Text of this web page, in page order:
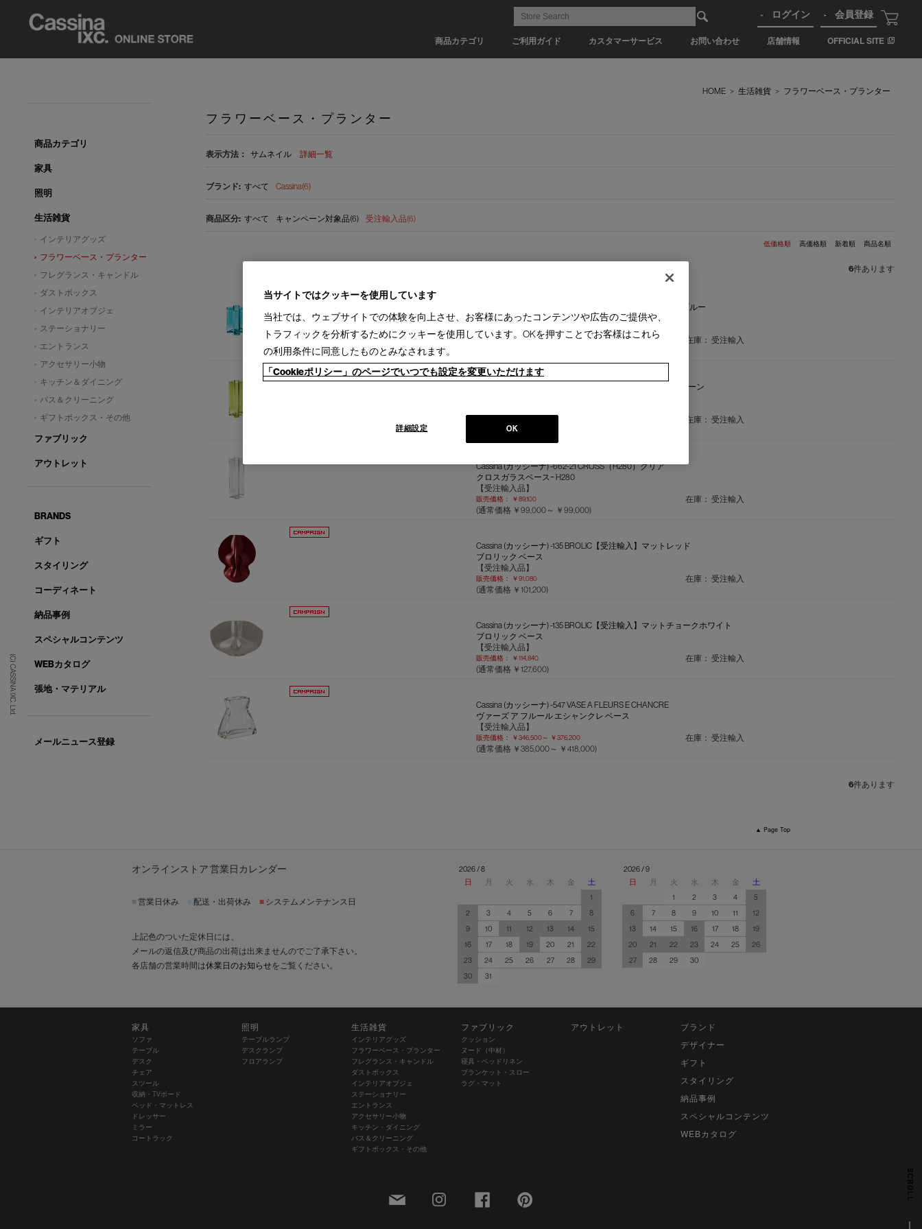
商品カテゴリ ご利用ガイド カスタマーサービス お問い合わせ 店舗情報 OFFICIAL SITE
ログイン 会員登録
(C) CASSINA IXC. Ltd.
SCROLL
HOME > 生活雑貨 > フラワーベース・プランター
フラワーベース・プランター
表示方法： サムネイル 詳細一覧
すべて Cassina(6)
すべて キャンペーン対象品(6) 受注輸入品(6)
低価格順 高価格順 新着順 商品名順
6件あります
Cassina (カッシーナ) -662-03 CROSS（H120）ウォーターブルー
クロスガラスベースｰ H120
【受注輸入品】
販売価格： ￥57,420 在庫： 受注輸入
Cassina (カッシーナ) -662-12 CROSS（H230）アップルグリーン
(通常価格￥88,000～
在庫： 受注輸入
Cassina (カッシーナ) -662-21 CROSS（H280）クリア
クロスガラスベースｰ H280
【受注輸入品】
販売価格： ￥89,100
(通常価格 ￥99,000～ ￥99,000)
在庫： 受注輸入
Cassina (カッシーナ) -135 BROLIC【受注輸入】マットレッド
ブロリック ベース
【受注輸入品】
販売価格： ￥91,080
(通常価格 ￥101,200)
在庫： 受注輸入
Cassina (カッシーナ) -135 BROLIC【受注輸入】マットチョークホワイト
ブロリック ベース
【受注輸入品】
販売価格： ￥114,840
(通常価格 ￥127,600)
在庫： 受注輸入
Cassina (カッシーナ) -547 VASE A FLEURS E CHANCRE
ヴァーズ ア フルール エシャンクレ ベース
【受注輸入品】
販売価格： ￥346,500～ ￥376,200
(通常価格 ￥385,000～ ￥418,000)
在庫： 受注輸入
6件あります
商品カテゴリ
家具
照明
生活雑貨
インテリアグッズ
フラワーベース・プランター
フレグランス・キャンドル
ダストボックス
インテリアオブジェ
ステーショナリー
エントランス
アクセサリー小物
キッチン＆ダイニング
バス＆クリーニング
ギフトボックス・その他
ファブリック
アウトレット
BRANDS
ギフト
スタイリング
コーディネート
納品事例
スペシャルコンテンツ
WEBカタログ
張地・マテリアル
メールニュース登録
▲ Page Top
オンラインストア 営業日カレンダー
営業日休み 配送・出荷休み ■ システムメンテナンス日
上記色のついた定休日には、
メールの返信及び商品の出荷は出来ませんのでご了承下さい。
各店舗の営業時間は休業日のお知らせをご覧ください。
2026 / 8
日
月 火 水 木 金
土
1
2
3 4 5 6 7
8
9
10 11 12 13 14
15
16
17 18 19 20 21
22
23
24 25 26 27 28
29
30
31
2026 / 9
日
月 火 水 木 金
土
1
2 3 4
5
6
7 8 9 10 11
12
13
14 15 16 17 18
19
20
21 22 23 24 25
26
27
28 29 30
家具
ソファ
テーブル
デスク
チェア
スツール
収納・TVボード
ベッド・マットレス
ドレッサー
ミラー
コートラック
照明
テーブルランプ
デスクランプ
フロアランプ
生活雑貨
インテリアグッズ
フラワーベース・プランター
フレグランス・キャンドル
ダストボックス
インテリアオブジェ
ステーショナリー
エントランス
アクセサリー小物
キッチン・ダイニング
バス＆クリーニング
ギフトボックス・その他
ファブリック
クッション
ヌード（中材）
寝具・ベッドリネン
ブランケット・スロー
ラグ・マット
アウトレット
ブランド
デザイナー
ギフト
スタイリング
納品事例
スペシャルコンテンツ
WEBカタログ
当サイトではクッキーを使用しています
当社では、ウェブサイトでの体験を向上させ、お客様にあったコンテンツや広告のご提供や、
トラフィックを分析するためにクッキーを使用しています。OKを押すことでお客様はこれら
の利用条件に同意したものとみなされます。
「Cookieポリシー」のページでいつでも設定を変更いただけます
OK
詳細設定